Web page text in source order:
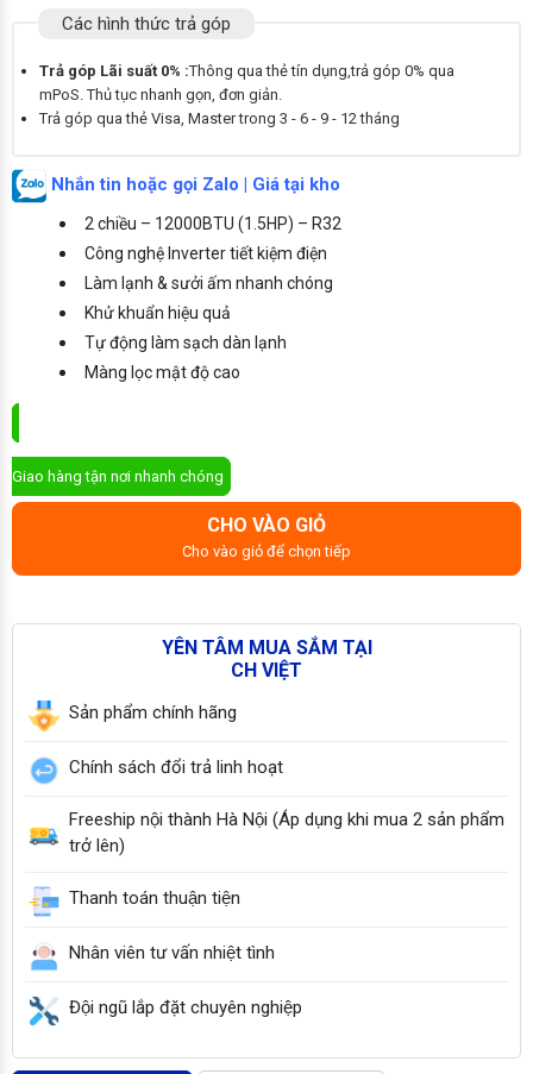
Các hình thức trả góp
Trả góp Lãi suất 0% :Thông qua thẻ tín dụng,trả góp 0% qua
mPoS. Thủ tục nhanh gọn, đơn giản.
Trả góp qua thẻ Visa, Master trong 3 - 6 - 9 - 12 tháng
Nhắn tin hoặc gọi Zalo | Giá tại kho
2 chiều – 12000BTU (1.5HP) – R32
Công nghệ Inverter tiết kiệm điện
Làm lạnh & sưởi ấm nhanh chóng
Khử khuẩn hiệu quả
Tự động làm sạch dàn lạnh
Màng lọc mật độ cao
Giao hàng tận nơi nhanh chóng
CHO VÀO GIỎ
Cho vào giỏ để chọn tiếp
YÊN TÂM MUA SẮM TẠI
CH VIỆT
Sản phẩm chính hãng
Chính sách đổi trả linh hoạt
Freeship nội thành Hà Nội (Áp dụng khi mua 2 sản phẩm
trở lên)
Thanh toán thuận tiện
Nhân viên tư vấn nhiệt tình
Đội ngũ lắp đặt chuyên nghiệp